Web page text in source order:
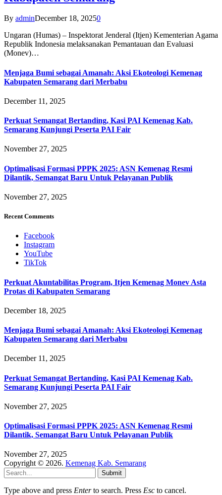
By adminDecember 18, 20250
Ungaran (Humas) – Inspektorat Jenderal (Itjen) Kementerian Agama
Republik Indonesia melaksanakan Pemantauan dan Evaluasi
(Monev)…
Menjaga Bumi sebagai Amanah: Aksi Ekoteologi Kemenag
Kabupaten Semarang dari Merbabu
December 11, 2025
Perkuat Semangat Bertanding, Kasi PAI Kemenag Kab.
Semarang Kunjungi Peserta PAI Fair
November 27, 2025
Optimalisasi Formasi PPPK 2025: ASN Kemenag Resmi
Dilantik, Semangat Baru Untuk Pelayanan Publik
November 27, 2025
Recent Comments
Facebook
Instagram
YouTube
TikTok
Perkuat Akuntabilitas Program, Itjen Kemenag Monev Asta
Protas di Kabupaten Semarang
December 18, 2025
Menjaga Bumi sebagai Amanah: Aksi Ekoteologi Kemenag
Kabupaten Semarang dari Merbabu
December 11, 2025
Perkuat Semangat Bertanding, Kasi PAI Kemenag Kab.
Semarang Kunjungi Peserta PAI Fair
November 27, 2025
Optimalisasi Formasi PPPK 2025: ASN Kemenag Resmi
Dilantik, Semangat Baru Untuk Pelayanan Publik
November 27, 2025
Copyright © 2026. Kemenag Kab. Semarang
Submit
Type above and press Enterto search. Press Esc to cancel.